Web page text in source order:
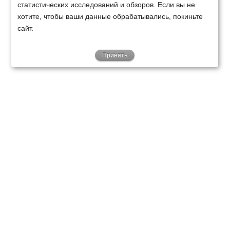
статистических исследований и обзоров. Если вы не
хотите, чтобы ваши данные обрабатывались, покиньте
сайт.
Принять